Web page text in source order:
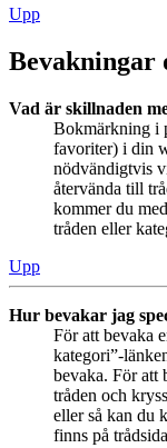
Upp
Bevakningar
Vad är skillnaden
Bokmärkning i
favoriter) i din
nödvändigtvis
återvända till
kommer du
tråden eller
Upp
Hur bevakar jag
För att bevaka
kategori”-
bevaka. För att
tråden och
eller så kan du
finns på